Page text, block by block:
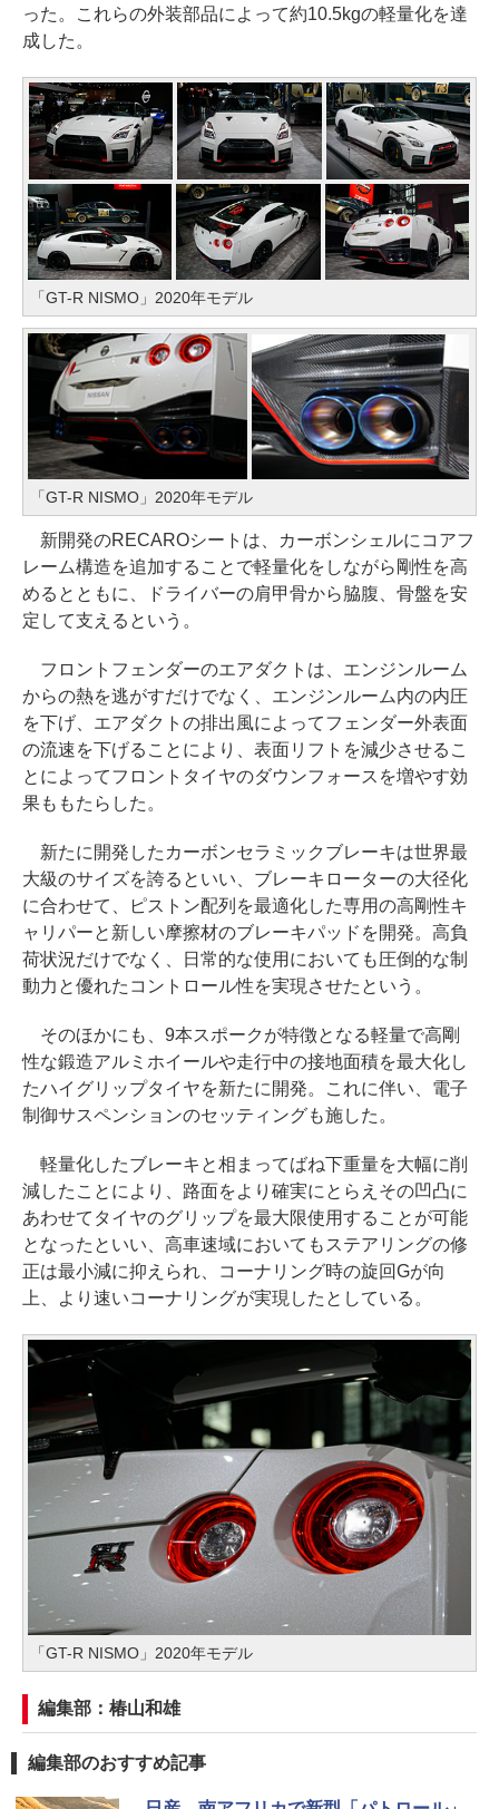
った。これらの外装部品によって約10.5kgの軽量化を達
成した。
「GT-R NISMO」2020年モデル
「GT-R NISMO」2020年モデル
新開発のRECAROシートは、カーボンシェルにコアフ
レーム構造を追加することで軽量化をしながら剛性を高
めるとともに、ドライバーの肩甲骨から脇腹、骨盤を安
定して支えるという。
フロントフェンダーのエアダクトは、エンジンルーム
からの熱を逃がすだけでなく、エンジンルーム内の内圧
を下げ、エアダクトの排出風によってフェンダー外表面
の流速を下げることにより、表面リフトを減少させるこ
とによってフロントタイヤのダウンフォースを増やす効
果ももたらした。
新たに開発したカーボンセラミックブレーキは世界最
大級のサイズを誇るといい、ブレーキローターの大径化
に合わせて、ピストン配列を最適化した専用の高剛性キ
ャリパーと新しい摩擦材のブレーキパッドを開発。高負
荷状況だけでなく、日常的な使用においても圧倒的な制
動力と優れたコントロール性を実現させたという。
そのほかにも、9本スポークが特徴となる軽量で高剛
性な鍛造アルミホイールや走行中の接地面積を最大化し
たハイグリップタイヤを新たに開発。これに伴い、電子
制御サスペンションのセッティングも施した。
軽量化したブレーキと相まってばね下重量を大幅に削
減したことにより、路面をより確実にとらえその凹凸に
あわせてタイヤのグリップを最大限使用することが可能
となったといい、高車速域においてもステアリングの修
正は最小減に抑えられ、コーナリング時の旋回Gが向
上、より速いコーナリングが実現したとしている。
「GT-R NISMO」2020年モデル
編集部：椿山和雄
編集部のおすすめ記事